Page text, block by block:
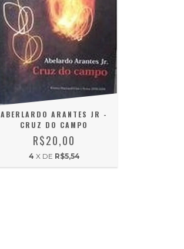
ABERLARDO ARANTES JR -
CRUZ DO CAMPO
R$20,00
4 X DE R$5,54